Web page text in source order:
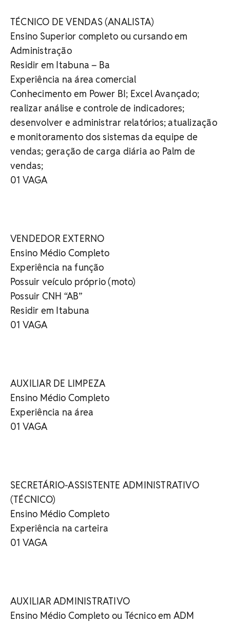
TÉCNICO DE VENDAS (ANALISTA)
Ensino Superior completo ou cursando em
Administração
Residir em Itabuna – Ba
Experiência na área comercial
Conhecimento em Power BI; Excel Avançado;
realizar análise e controle de indicadores;
desenvolver e administrar relatórios; atualização
e monitoramento dos sistemas da equipe de
vendas; geração de carga diária ao Palm de
vendas;
01 VAGA
VENDEDOR EXTERNO
Ensino Médio Completo
Experiência na função
Possuir veículo próprio (moto)
Possuir CNH “AB”
Residir em Itabuna
01 VAGA
AUXILIAR DE LIMPEZA
Ensino Médio Completo
Experiência na área
01 VAGA
SECRETÁRIO-ASSISTENTE ADMINISTRATIVO
(TÉCNICO)
Ensino Médio Completo
Experiência na carteira
01 VAGA
AUXILIAR ADMINISTRATIVO
Ensino Médio Completo ou Técnico em ADM